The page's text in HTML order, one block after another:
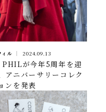
ィル 2024.09.13
が今年5周年を迎
アニバーサリーコレク
ンを発表